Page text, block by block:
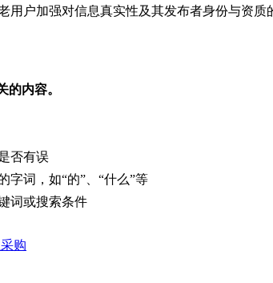
用户加强对信息真实性及其发布者身份与资质
的内容。
否有误
字词，如“的”、“什么”等
词或搜索条件
购